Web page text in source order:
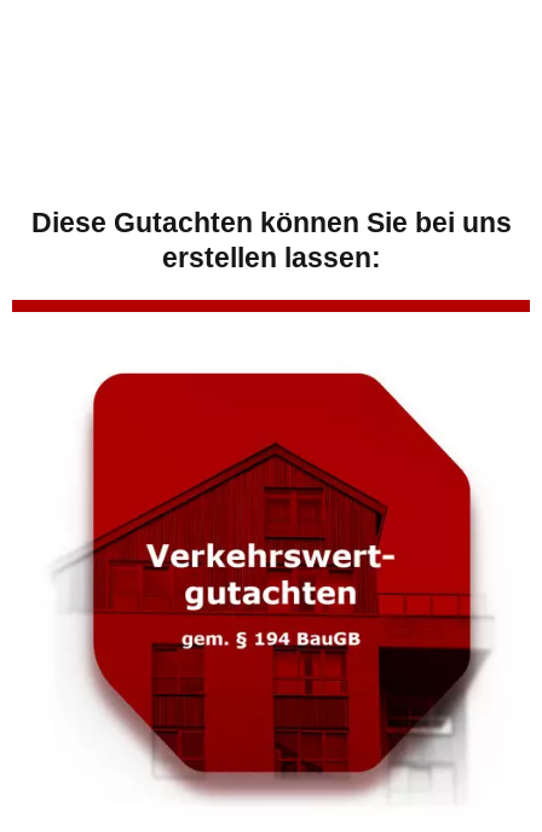
Diese Gutachten können Sie bei uns
erstellen lassen: